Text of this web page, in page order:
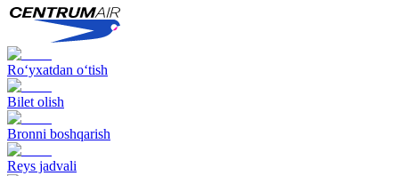
Ro‘yxatdan o‘tish
Bilet olish
Bronni boshqarish
Reys jadvali